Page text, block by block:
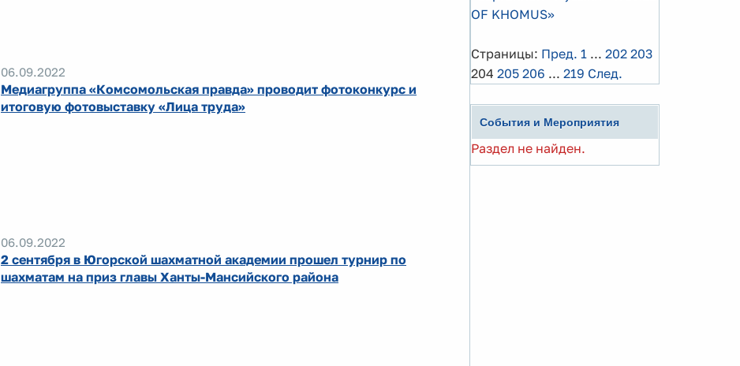
06.09.2022
Медиагруппа «Комсомольская правда» проводит фотоконкурс и
итоговую фотовыставку «Лица труда»
06.09.2022
2 сентября в Югорской шахматной академии прошел турнир по
шахматам на приз главы Ханты-Мансийского района
OF KHOMUS»
Страницы: Пред. 1 ... 202 203
204 205 206 ... 219 След.
События и Мероприятия
Раздел не найден.